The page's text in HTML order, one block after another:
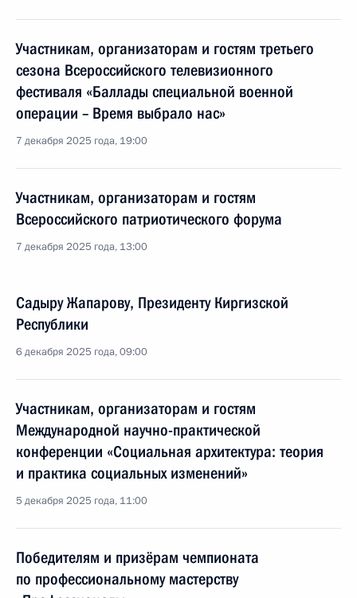
Участникам, организаторам и гостям третьего
сезона Всероссийского телевизионного
фестиваля «Баллады специальной военной
операции – Время выбрало нас»
7 декабря 2025 года, 19:00
Участникам, организаторам и гостям
Всероссийского патриотического форума
7 декабря 2025 года, 13:00
Садыру Жапарову, Президенту Киргизской
Республики
6 декабря 2025 года, 09:00
Участникам, организаторам и гостям
Международной научно-практической
конференции «Социальная архитектура: теория
и практика социальных изменений»
5 декабря 2025 года, 11:00
Победителям и призёрам чемпионата
по профессиональному мастерству